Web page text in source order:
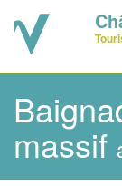
massif